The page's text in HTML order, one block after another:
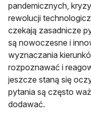
pandemicznych,
rewolucji
czekają zasadnicze
są nowoczesne i
wyznaczania
rozpoznawać i
jeszcze staną się
pytania są często
dodawać.